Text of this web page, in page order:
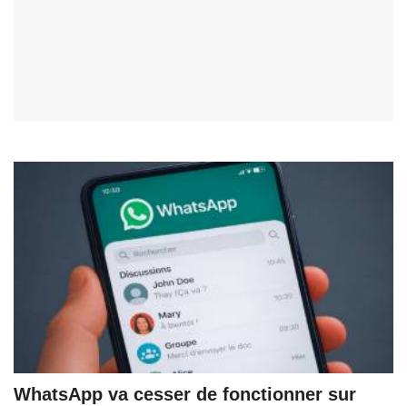
WhatsApp va cesser de fonctionner sur